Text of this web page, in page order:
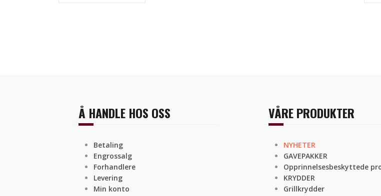
Å HANDLE HOS OSS
Betaling
Engrossalg
Forhandlere
Levering
Min konto
VÅRE PRODUKTER
NYHETER
GAVEPAKKER
Opprinnelsesbeskyttede
KRYDDER
Grillkrydder